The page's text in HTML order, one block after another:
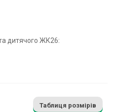
дитячого ЖК26:
Таблиця розмірів